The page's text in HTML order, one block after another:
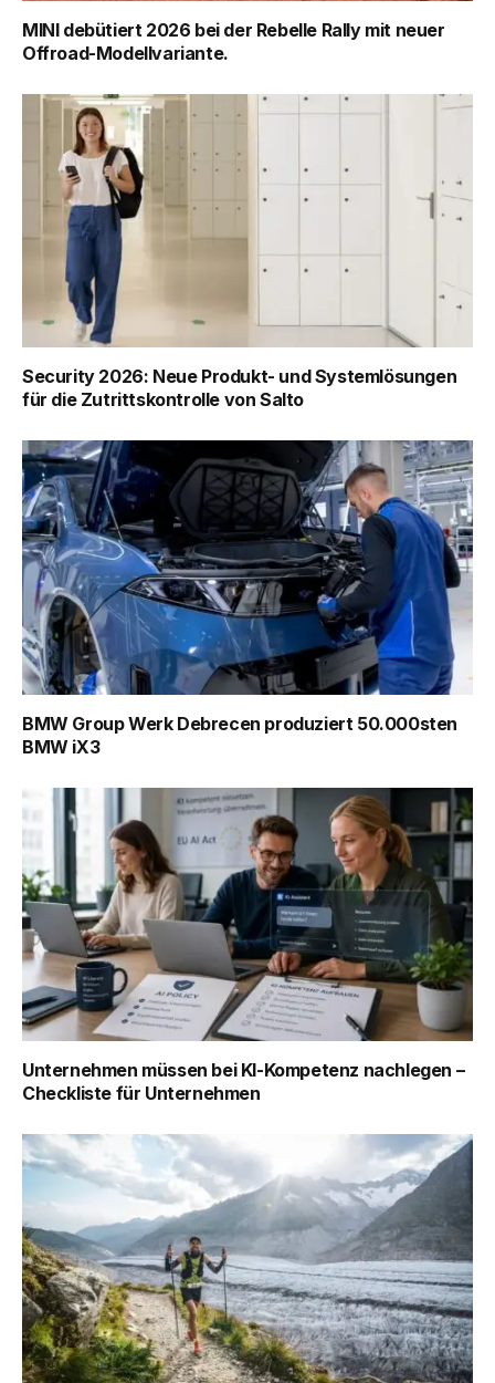
MINI debütiert 2026 bei der Rebelle Rally mit neuer
Offroad-Modellvariante.
Security 2026: Neue Produkt- und Systemlösungen
für die Zutrittskontrolle von Salto
BMW Group Werk Debrecen produziert 50.000sten
BMW iX3
Unternehmen müssen bei KI-Kompetenz nachlegen –
Checkliste für Unternehmen